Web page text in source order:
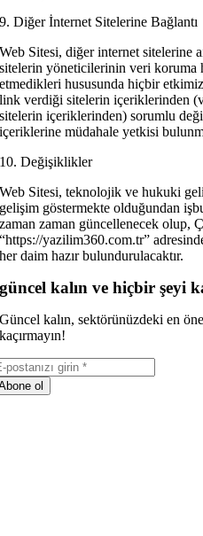
9. Diğer İnternet Sitelerine Bağlantı
Web Sitesi, diğer internet sitelerine
sitelerin yöneticilerinin veri koruma
etmedikleri hususunda hiçbir
link verdiği sitelerin içeriklerinden
sitelerin içeriklerinden) sorumlu
içeriklerine müdahale yetkisi
10. Değişiklikler
Web Sitesi, teknolojik ve hukuki
gelişim göstermekte olduğundan
zaman zaman güncellenecek olup,
“https://yazilim360.com.tr”
her daim hazır bulundurulacaktır.
güncel kalın ve hiçbir şeyi
Güncel kalın, sektörünüzdeki en
kaçırmayın!
ol